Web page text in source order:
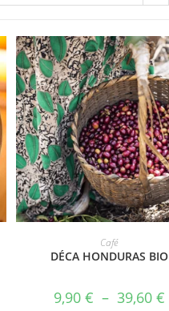
Café
DÉCA HONDURAS BIO
9,90 € – 39,60 €